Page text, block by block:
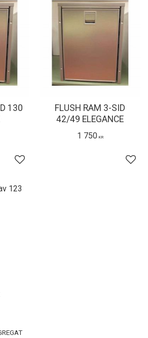
130
Lägg till i favoriter
FLUSH RAM 3-SID
42/49 ELEGANCE
1 750KR
123